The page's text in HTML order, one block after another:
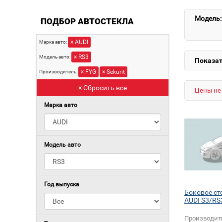
ПОДБОР АВТОСТЕКЛА
Марка авто: × AUDI
Модель авто: × RS3
Производитель: × FYG × Sekurit
× Сбросить все
Марка авто
Модель авто
Год выпуска
Модель:
Цены не
Боковое
AUDI S3/